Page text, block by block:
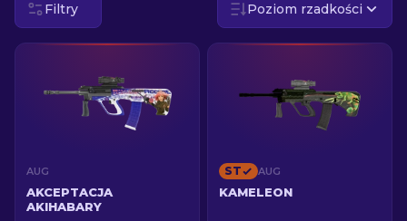
PL
Filtry Poziom rzadkości
AUG
AKCEPTACJA
AKIHABARY
ST AUG
KAMELEON